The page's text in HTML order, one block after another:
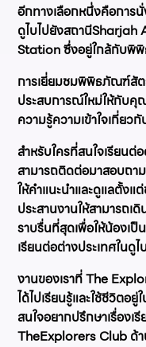
อีกทางเลือกหนึ่งคือการ
ดูไบไปยังสถานี
Station ซึ่งอยู่ใกล้กับพิ
การเยี่ยมชมพิพิธภัณฑ์สัต
ประสบการณ์ใหม่ให้กับคุ
ความรู้ความเข้าใจเกี่ย
สำหรับใครที่สนใจเรียนต่
สามารถติดต่อมาสอบถ
ให้คำแนะนำและดูแลตั้ง
ประสานงานให้สามารถเ
ราบรื่นที่สุดเพื่อให้น้องเ
เรียนต่อต่างประเทศในดูไ
งานของเราที่ The
ได้ไปเรียนรู้และใช้ชีวิตอ
สนใจอยากปรึกษาเรื่องเ
TheExplorers Club ด้